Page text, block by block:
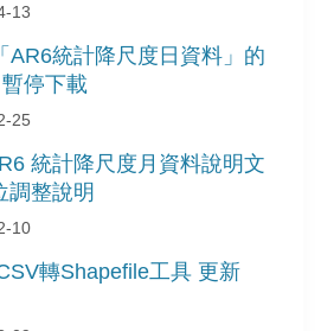
13
AR6統計降尺度日資料」的
停下載
25
統計降尺度月資料說明文
調整說明
10
轉Shapefile工具 更新